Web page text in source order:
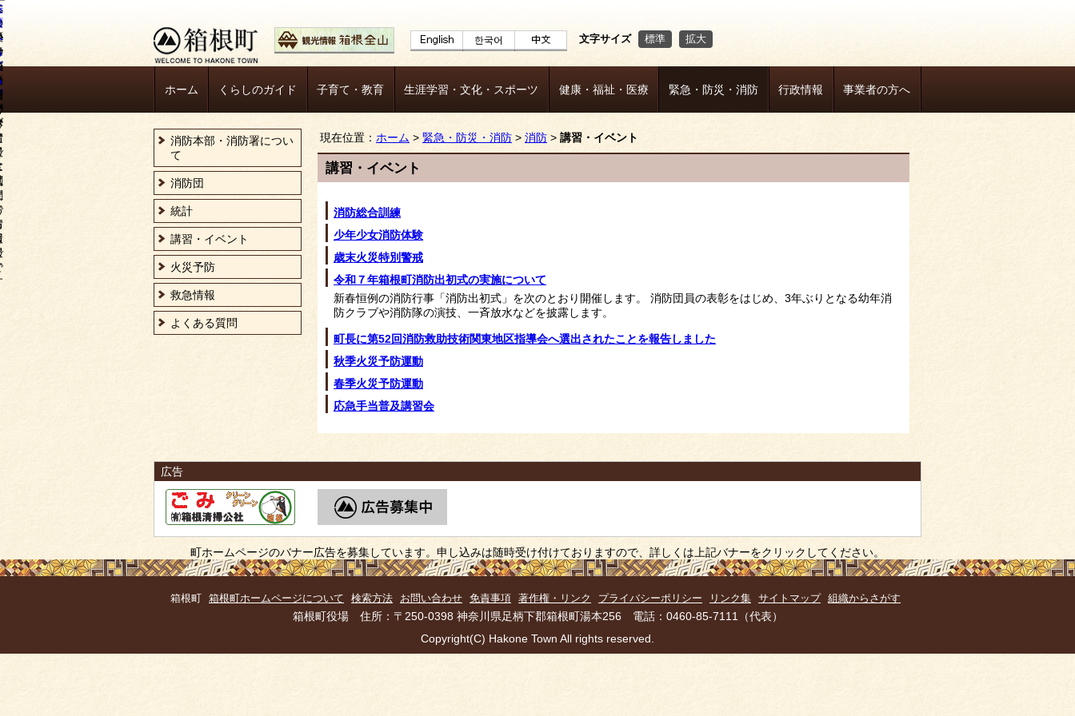
文字サイズ 標準 拡大
ホーム くらしのガイド 子育て・教育 生涯学習・文化・スポーツ 健康・福祉・医療 緊急・防災・消防 行政情報 事業者の方へ
消防本部・消防署につい
て
消防団
統計
講習・イベント
火災予防
救急情報
よくある質問
現在位置： ホーム > 緊急・防災・消防 > 消防 > 講習・イベント
講習・イベント
消防総合訓練
少年少女消防体験
歳末火災特別警戒
令和７年箱根町消防出初式の実施について
新春恒例の消防行事「消防出初式」を次のとおり開催します。 消防団員の表彰をはじめ、3年ぶりとなる幼年消
防クラブや消防隊の演技、一斉放水などを披露します。
町長に第52回消防救助技術関東地区指導会へ選出されたことを報告しました
秋季火災予防運動
春季火災予防運動
応急手当普及講習会
広告
町ホームページのバナー広告を募集しています。申し込みは随時受け付けておりますので、詳しくは上記バナーをクリックしてください。
箱根町 箱根町ホームページについて 検索方法 お問い合わせ 免責事項 著作権・リンク プライバシーポリシー リンク集 サイトマップ 組織からさがす
箱根町役場 住所：〒250-0398 神奈川県足柄下郡箱根町湯本256 電話：0460-85-7111（代表）
Copyright(C) Hakone Town All rights reserved.